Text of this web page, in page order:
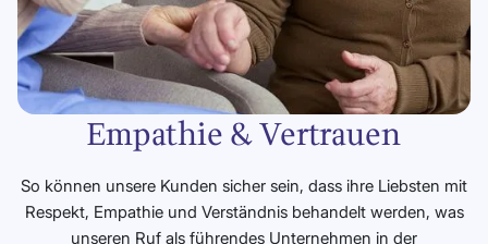
Empathie & Vertrauen
So können unsere Kunden sicher sein, dass ihre Liebsten mit
Respekt, Empathie und Verständnis behandelt werden, was
unseren Ruf als führendes Unternehmen in der